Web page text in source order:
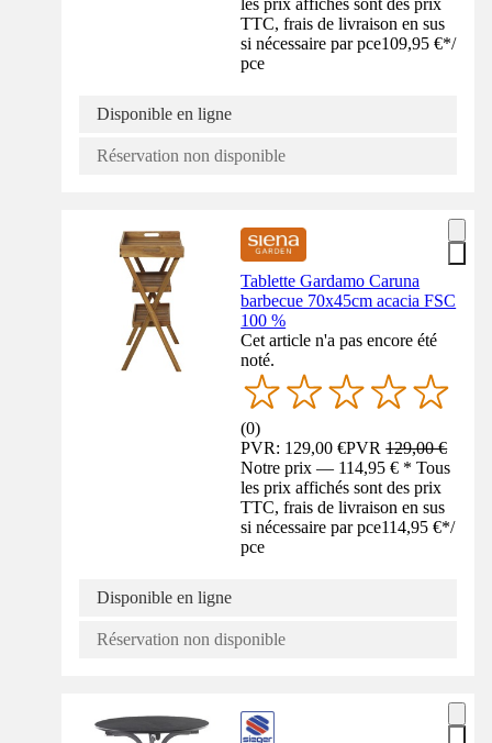
TTC, frais de livraison en sus
si nécessaire par pce109,95 €*/
pce
Disponible en ligne
Réservation non disponible
Tablette Gardamo Caruna
barbecue 70x45cm acacia FSC
100 %
Cet article n'a pas encore été
noté.
(0)
PVR: 129,00 €PVR129,00 €
Notre prix — 114,95 € * Tous
les prix affichés sont des prix
TTC, frais de livraison en sus
si nécessaire par pce114,95 €*/
pce
Disponible en ligne
Réservation non disponible